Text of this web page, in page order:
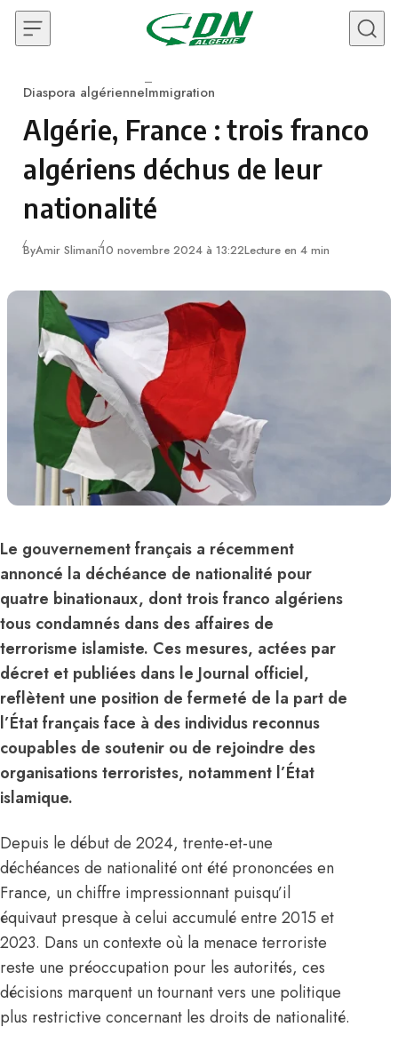
Skip to content
Category
Diaspora algérienneImmigration
Algérie, France : trois franco
algériens déchus de leur
nationalité
ByAmir Slimani10 novembre 2024 à 13:22Lecture en 4 min
Le gouvernement français a récemment
annoncé la déchéance de nationalité pour
quatre binationaux, dont trois franco algériens
tous condamnés dans des affaires de
terrorisme islamiste. Ces mesures, actées par
décret et publiées dans le Journal officiel,
reflètent une position de fermeté de la part de
l’État français face à des individus reconnus
coupables de soutenir ou de rejoindre des
organisations terroristes, notamment l’État
islamique.
Depuis le début de 2024, trente-et-une
déchéances de nationalité ont été prononcées en
France, un chiffre impressionnant puisqu’il
équivaut presque à celui accumulé entre 2015 et
2023. Dans un contexte où la menace terroriste
reste une préoccupation pour les autorités, ces
décisions marquent un tournant vers une politique
plus restrictive concernant les droits de nationalité.